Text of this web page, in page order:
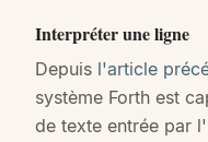
Interpréter une ligne
Depuis l'article
système Forth est
de texte entrée par